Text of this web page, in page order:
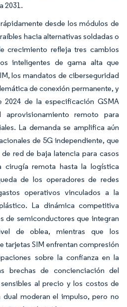
2031.
desde los módulos de
hacia alternativas soldadas o
crecimiento refleja tres cambios
inteligentes de gama alta que
los mandatos de ciberseguridad
de conexión permanente, y
de la especificación GSMA
aprovisionamiento remoto para
La demanda se amplifica aún
de 5G independiente, que
red de baja latencia para casos
remota hasta la logística
de los operadores de redes
operativos vinculados a la
La dinámica competitiva
de semiconductores que integran
de oblea, mientras que los
tarjetas SIM enfrentan compresión
sobre la confianza en la
brechas de concienciación del
al precio y los costos de
moderan el impulso, pero no